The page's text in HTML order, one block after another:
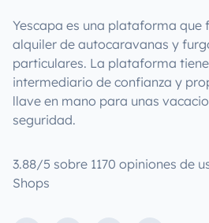
Yescapa es una plataforma que
alquiler de autocaravanas y
particulares. La plataforma
intermediario de confianza y
llave en mano para unas
seguridad.
3.88/5 sobre 1170 opiniones de
Shops